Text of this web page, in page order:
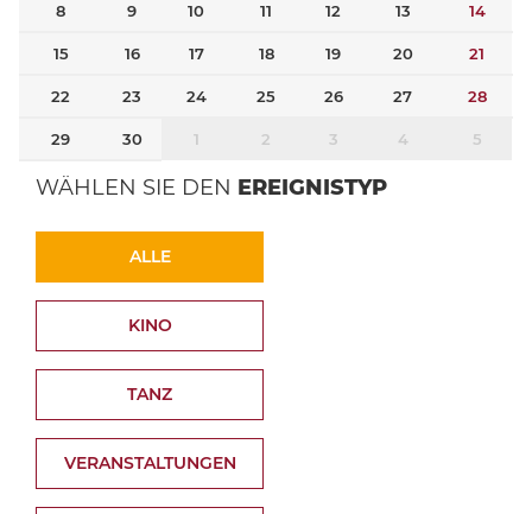
8 9 10 11 12 13 14
15 16 17 18 19 20 21
22 23 24 25 26 27 28
29 30 1 2 3 4 5
WÄHLEN SIE DEN EREIGNISTYP
ALLE
KINO
TANZ
VERANSTALTUNGEN